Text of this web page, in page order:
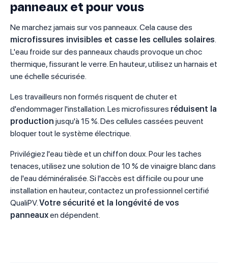
panneaux et pour vous
Ne marchez jamais sur vos panneaux. Cela cause des
microfissures invisibles et casse les cellules solaires
L'eau froide sur des panneaux chauds provoque un choc
thermique, fissurant le verre. En hauteur, utilisez un harnais et
une échelle sécurisée.
Les travailleurs non formés risquent de chuter et
d'endommager l'installation. Les microfissures réduisent la
production jusqu'à 15 %. Des cellules cassées peuvent
bloquer tout le système électrique.
Privilégiez l'eau tiède et un chiffon doux. Pour les taches
tenaces, utilisez une solution de 10 % de vinaigre blanc dans
de l'eau déminéralisée. Si l'accès est difficile ou pour une
installation en hauteur, contactez un professionnel certifié
QualiPV. Votre sécurité et la longévité de vos
panneauxen dépendent.